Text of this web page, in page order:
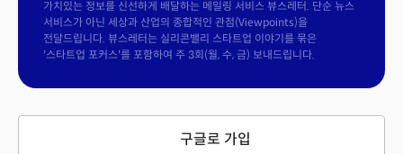
가치있는 정보를 신선하게 배달하는 메일링 서비스 뷰스레터. 단순 뉴스
서비스가 아닌 세상과 산업의 종합적인 관점(Viewpoints)을
전달드립니다. 뷰스레터는 실리콘밸리 스타트업 이야기를 묶은
'스타트업 포커스'를 포함하여 주 3회(월, 수, 금) 보내드립니다.
구글로 가입